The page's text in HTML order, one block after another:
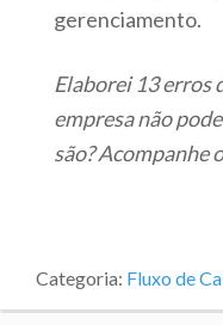
gerenciamento.
Elaborei 13 erros
empresa não
são? Acompanhe
Categoria: Fluxo de